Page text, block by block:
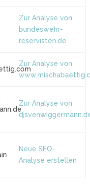
Zur Analyse von
bundeswehr-
reservisten.de
Zur Analyse von
Zur Analyse von
Neue SEO-
Analyse erstellen